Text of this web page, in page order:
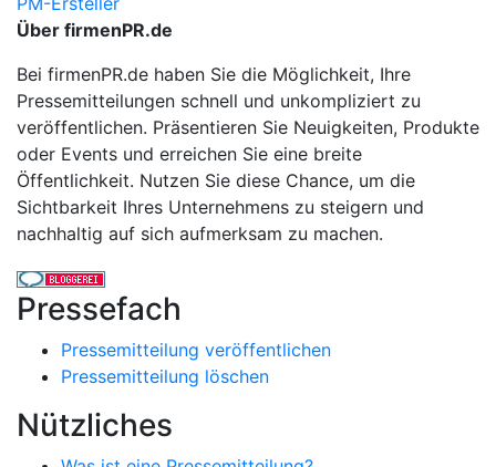
Über firmenPR.de
Bei firmenPR.de haben Sie die Möglichkeit, Ihre
Pressemitteilungen schnell und unkompliziert zu
veröffentlichen. Präsentieren Sie Neuigkeiten, Produkte
oder Events und erreichen Sie eine breite
Öffentlichkeit. Nutzen Sie diese Chance, um die
Sichtbarkeit Ihres Unternehmens zu steigern und
nachhaltig auf sich aufmerksam zu machen.
Pressefach
Pressemitteilung veröffentlichen
Pressemitteilung löschen
Nützliches